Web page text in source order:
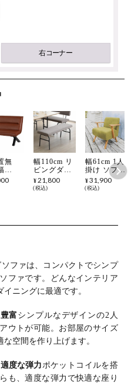
無
リビ
イニ
ャレ
幅110cm リ
ビングダイ
ニングチェ
ア リビング
ール脚
¥ 21,800
税込
幅61cm 1人
掛け ソファ
モティ 天然
木 木製 肘
ェア ソファ
欧風 ナチュ
ラル
¥31,900
税込
ファは、コンパクトでシンプ
ファです。
どんなインテリア
ニングに最適です。
富 シンプルなデザインの2人
ウトが可能。 お部屋のサイズ
空間を作り上げます。
度な弾力ポケットコイルを搭
も、適度な弾力で快適な座り
右コーナー